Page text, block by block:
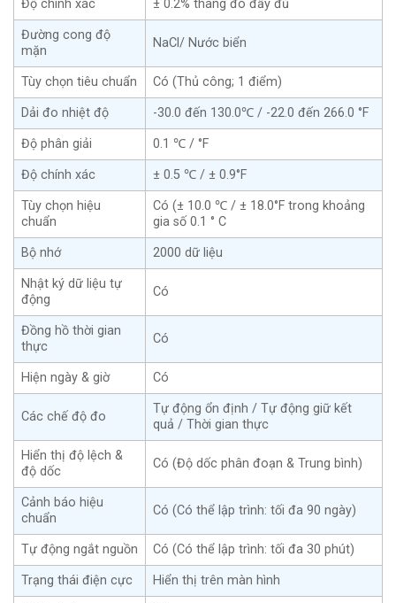
Độ chính xác ± 0.2% thang đo đầy đủ
Đường cong độ
mặn
NaCl/ Nước biển
Tùy chọn tiêu chuẩn Có (Thủ công; 1 điểm)
Dải đo nhiệt độ -30.0 đến 130.0℃ / -22.0 đến 266.0 °F
Độ phân giải 0.1 ℃ / °F
Độ chính xác ± 0.5 ℃ / ± 0.9°F
Tùy chọn hiệu
chuẩn
Có (± 10.0 ℃ / ± 18.0°F trong khoảng
gia số 0.1 ° C
Bộ nhớ 2000 dữ liệu
Nhật ký dữ liệu tự
động
Có
Đồng hồ thời gian
thực
Có
Hiện ngày & giờ Có
Các chế độ đo
Tự động ổn định / Tự động giữ kết
quả / Thời gian thực
Hiển thị độ lệch &
độ dốc
Có (Độ dốc phân đoạn & Trung bình)
Cảnh báo hiệu
chuẩn
Có (Có thể lập trình: tối đa 90 ngày)
Tự động ngắt nguồn Có (Có thể lập trình: tối đa 30 phút)
Trạng thái điện cực Hiển thị trên màn hình